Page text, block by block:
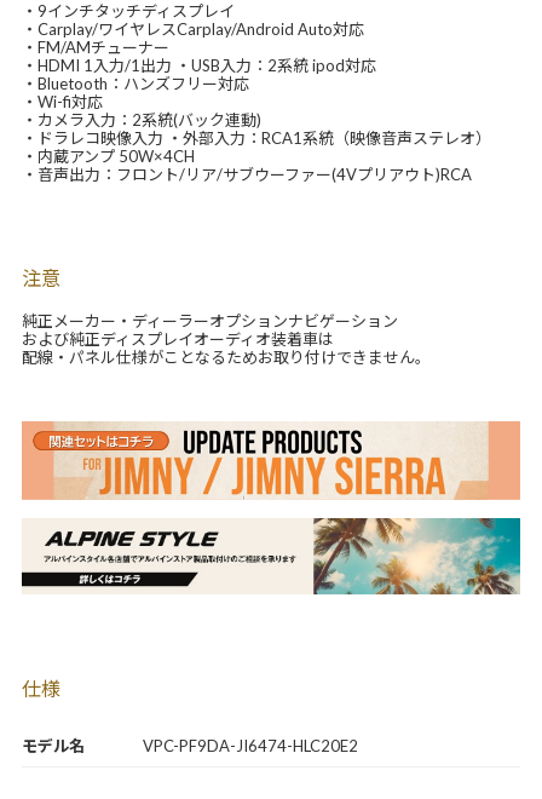
モデル名 VPC-PF9DA-JI6474-HLC20E2
・9インチタッチディスプレイ
・Carplay/ワイヤレスCarplay/Android Auto対応
・FM/AMチューナー
・HDMI 1入力/1出力 ・USB入力：2系統 ipod対応
・Bluetooth：ハンズフリー対応
・Wi-fi対応
・カメラ入力：2系統(バック連動)
・ドラレコ映像入力 ・外部入力：RCA1系統（映像音声ステレオ）
・内蔵アンプ 50W×4CH
・音声出力：フロント/リア/サブウーファー(4Vプリアウト)RCA
注意
純正メーカー・ディーラーオプションナビゲーション
および純正ディスプレイオーディオ装着車は
配線・パネル仕様がことなるためお取り付けできません。
仕様